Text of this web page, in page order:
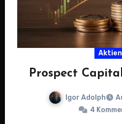
Aktien
Prospect
Igor Adolph
4